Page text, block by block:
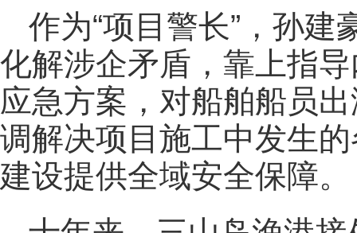
作为“项目警长”，孙
化解涉企矛盾，靠上指
应急方案，对船舶船员
调解决项目施工中发生
建设提供全域安全保障